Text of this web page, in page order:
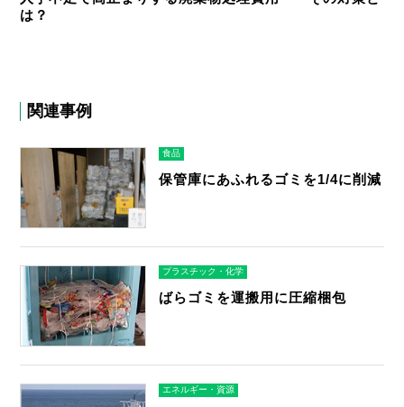
は？
関連事例
食品
保管庫にあふれるゴミを1/4に削減
プラスチック・化学
ばらゴミを運搬用に圧縮梱包
エネルギー・資源